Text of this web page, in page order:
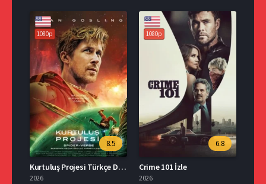
1080p
8.5
Kurtuluş Projesi Türkçe Dublaj İzle
2026
1080p
6.8
Crime 101 İzle
2026